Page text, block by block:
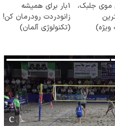
جلبک،
1بار برای همیشه
زانودردت رودرمان کن!
(تکنولوژی آلمان)